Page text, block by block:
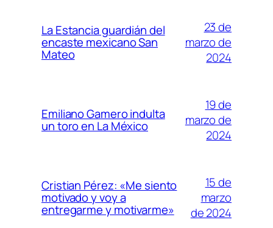
La Estancia guardián del
encaste mexicano San
Mateo
23 de
marzo de
2024
Emiliano Gamero indulta
un toro en La México
19 de
marzo de
2024
Cristian Pérez: «Me siento
motivado y voy a
entregarme y motivarme»
15 de
marzo
de 2024